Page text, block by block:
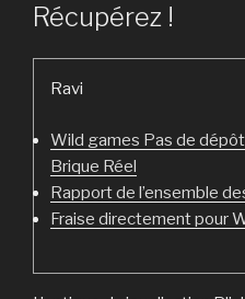
Récupérez !
Ravi
Wild games Pas de dépôt
Brique Réel
Rapport de l’ensemble
Fraise directement pour